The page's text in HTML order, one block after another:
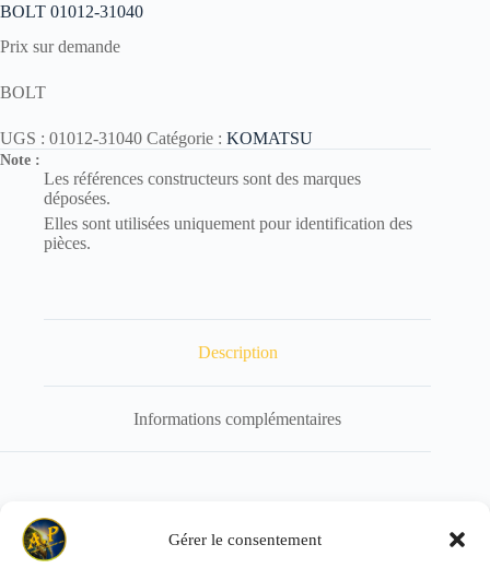
Gérer le consentement
BOLT 01012-31040
Prix sur demande
BOLT
UGS : 01012-31040 Catégorie : KOMATSU
Note :
Les références constructeurs sont des marques
déposées.
Elles sont utilisées uniquement pour identification des
pièces.
Description
Informations complémentaires
Référence de remplacement : 01012-81040